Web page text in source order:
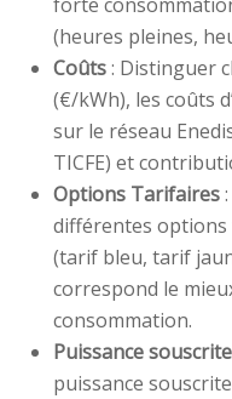
(heures pleines,
Coûts: Distinguer
(€/kWh), les coûts
sur le réseau
TICFE) et
Options Tarifaires
différentes options
(tarif bleu, tarif
correspond le
consommation.
Puissance souscrite
puissance